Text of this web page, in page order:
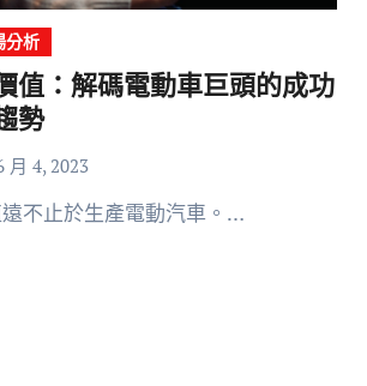
分析
值：解碼電動車巨頭的成功
勢
月 4, 2023
遠不止於生產電動汽車。…